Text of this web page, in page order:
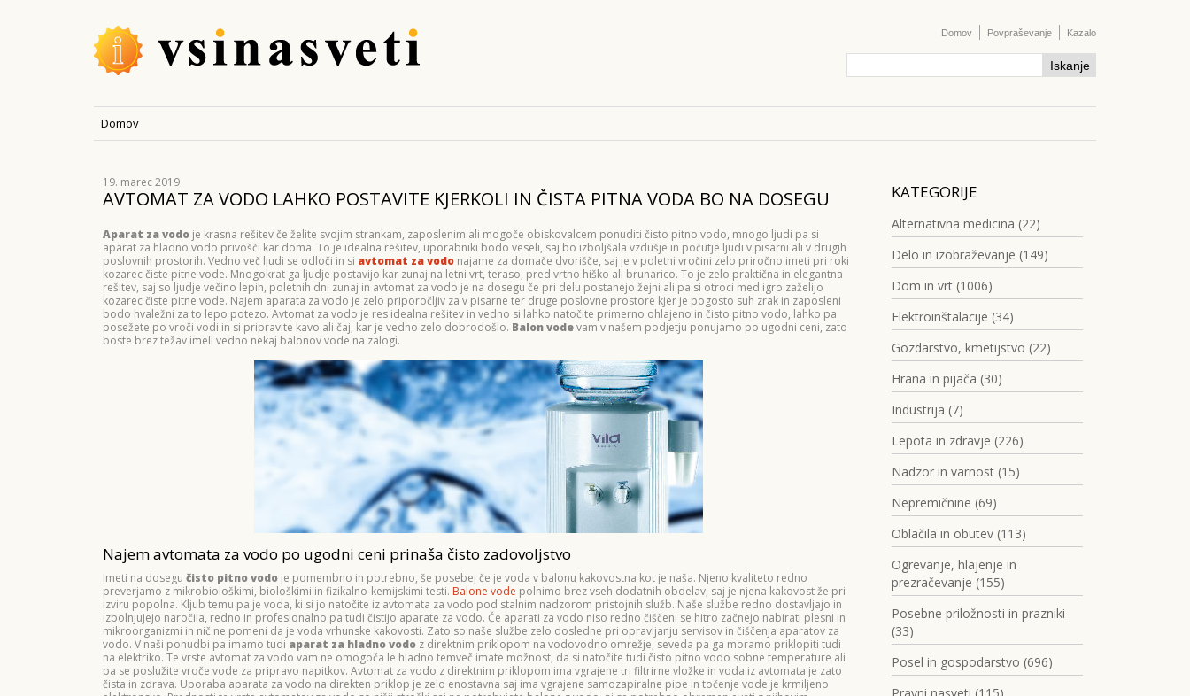
Domov Povpraševanje Kazalo
Domov
19. marec 2019
AVTOMAT ZA VODO LAHKO POSTAVITE KJERKOLI IN ČISTA PITNA VODA BO NA DOSEGU
Aparat za vodo je krasna rešitev če želite svojim strankam, zaposlenim ali mogoče obiskovalcem ponuditi čisto pitno vodo, mnogo ljudi pa si
aparat za hladno vodo privošči kar doma. To je idealna rešitev, uporabniki bodo veseli, saj bo izboljšala vzdušje in počutje ljudi v pisarni ali v drugih
poslovnih prostorih. Vedno več ljudi se odloči in si avtomat za vodo najame za domače dvorišče, saj je v poletni vročini zelo priročno imeti pri roki
kozarec čiste pitne vode. Mnogokrat ga ljudje postavijo kar zunaj na letni vrt, teraso, pred vrtno hiško ali brunarico. To je zelo praktična in elegantna
rešitev, saj so ljudje večino lepih, poletnih dni zunaj in avtomat za vodo je na dosegu če pri delu postanejo žejni ali pa si otroci med igro zaželijo
kozarec čiste pitne vode. Najem aparata za vodo je zelo priporočljiv za v pisarne ter druge poslovne prostore kjer je pogosto suh zrak in zaposleni
bodo hvaležni za to lepo potezo. Avtomat za vodo je res idealna rešitev in vedno si lahko natočite primerno ohlajeno in čisto pitno vodo, lahko pa
posežete po vroči vodi in si pripravite kavo ali čaj, kar je vedno zelo dobrodošlo. Balon vodevam v našem podjetju ponujamo po ugodni ceni, zato
boste brez težav imeli vedno nekaj balonov vode na zalogi.
Najem avtomata za vodo po ugodni ceni prinaša čisto zadovoljstvo
Imeti na dosegu čisto pitno vodo je pomembno in potrebno, še posebej če je voda v balonu kakovostna kot je naša. Njeno kvaliteto redno
preverjamo z mikrobiološkimi, biološkimi in fizikalno-kemijskimi testi. Balone vode polnimo brez vseh dodatnih obdelav, saj je njena kakovost že pri
izviru popolna. Kljub temu pa je voda, ki si jo natočite iz avtomata za vodo pod stalnim nadzorom pristojnih služb. Naše službe redno dostavljajo in
izpolnjujejo naročila, redno in profesionalno pa tudi čistijo aparate za vodo. Če aparati za vodo niso redno čiščeni se hitro začnejo nabirati plesni in
mikroorganizmi in nič ne pomeni da je voda vrhunske kakovosti. Zato so naše službe zelo dosledne pri opravljanju servisov in čiščenja aparatov za
vodo. V naši ponudbi pa imamo tudi aparat za hladno vodo z direktnim priklopom na vodovodno omrežje, seveda pa ga moramo priklopiti tudi
na elektriko. Te vrste avtomat za vodo vam ne omogoča le hladno temveč imate možnost, da si natočite tudi čisto pitno vodo sobne temperature ali
pa se poslužite vroče vode za pripravo napitkov. Avtomat za vodo z direktnim priklopom ima vgrajene tri filtrirne vložke in voda iz avtomata je zato
čista in zdrava. Uporaba aparata za vodo na direkten priklop je zelo enostavna saj ima vgrajene samozapiralne pipe in točenje vode je krmiljeno
KATEGORIJE
Alternativna medicina (22)
Delo in izobraževanje (149)
Dom in vrt (1006)
Elektroinštalacije (34)
Gozdarstvo, kmetijstvo (22)
Hrana in pijača (30)
Industrija (7)
Lepota in zdravje (226)
Nadzor in varnost (15)
Nepremičnine (69)
Oblačila in obutev (113)
Ogrevanje, hlajenje in
prezračevanje (155)
Posebne priložnosti in prazniki
(33)
Posel in gospodarstvo (696)